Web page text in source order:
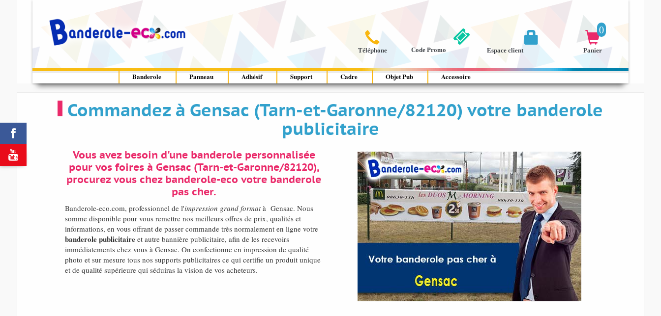



Téléphone
0

Panier

Espace client
Code Promo
Banderole Panneau Adhésif Support Cadre Objet Pub Accessoire
Commandez à Gensac (Tarn-et-Garonne/82120) votre banderole
publicitaire
Vous avez besoin d'une banderole personnalisée
pour vos foires à Gensac (Tarn-et-Garonne/82120),
procurez vous chez banderole-eco votre banderole
pas cher.
Banderole-eco.com, professionnel de l'impression grand formatà Gensac. Nous
somme disponible pour vous remettre nos meilleurs offres de prix, qualités et
informations, en vous offrant de passer commande très normalement en ligne votre
banderole publicitaireet autre bannière publicitaire, afin de les recevoirs
immédiatements chez vous à Gensac. On confectionne en impression de qualité
photo et sur mesure tous nos supports publicitaires ce qui certifie un produit unique
et de qualité supérieure qui séduiras la vision de vos acheteurs.